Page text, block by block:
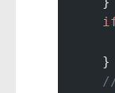
    }
//